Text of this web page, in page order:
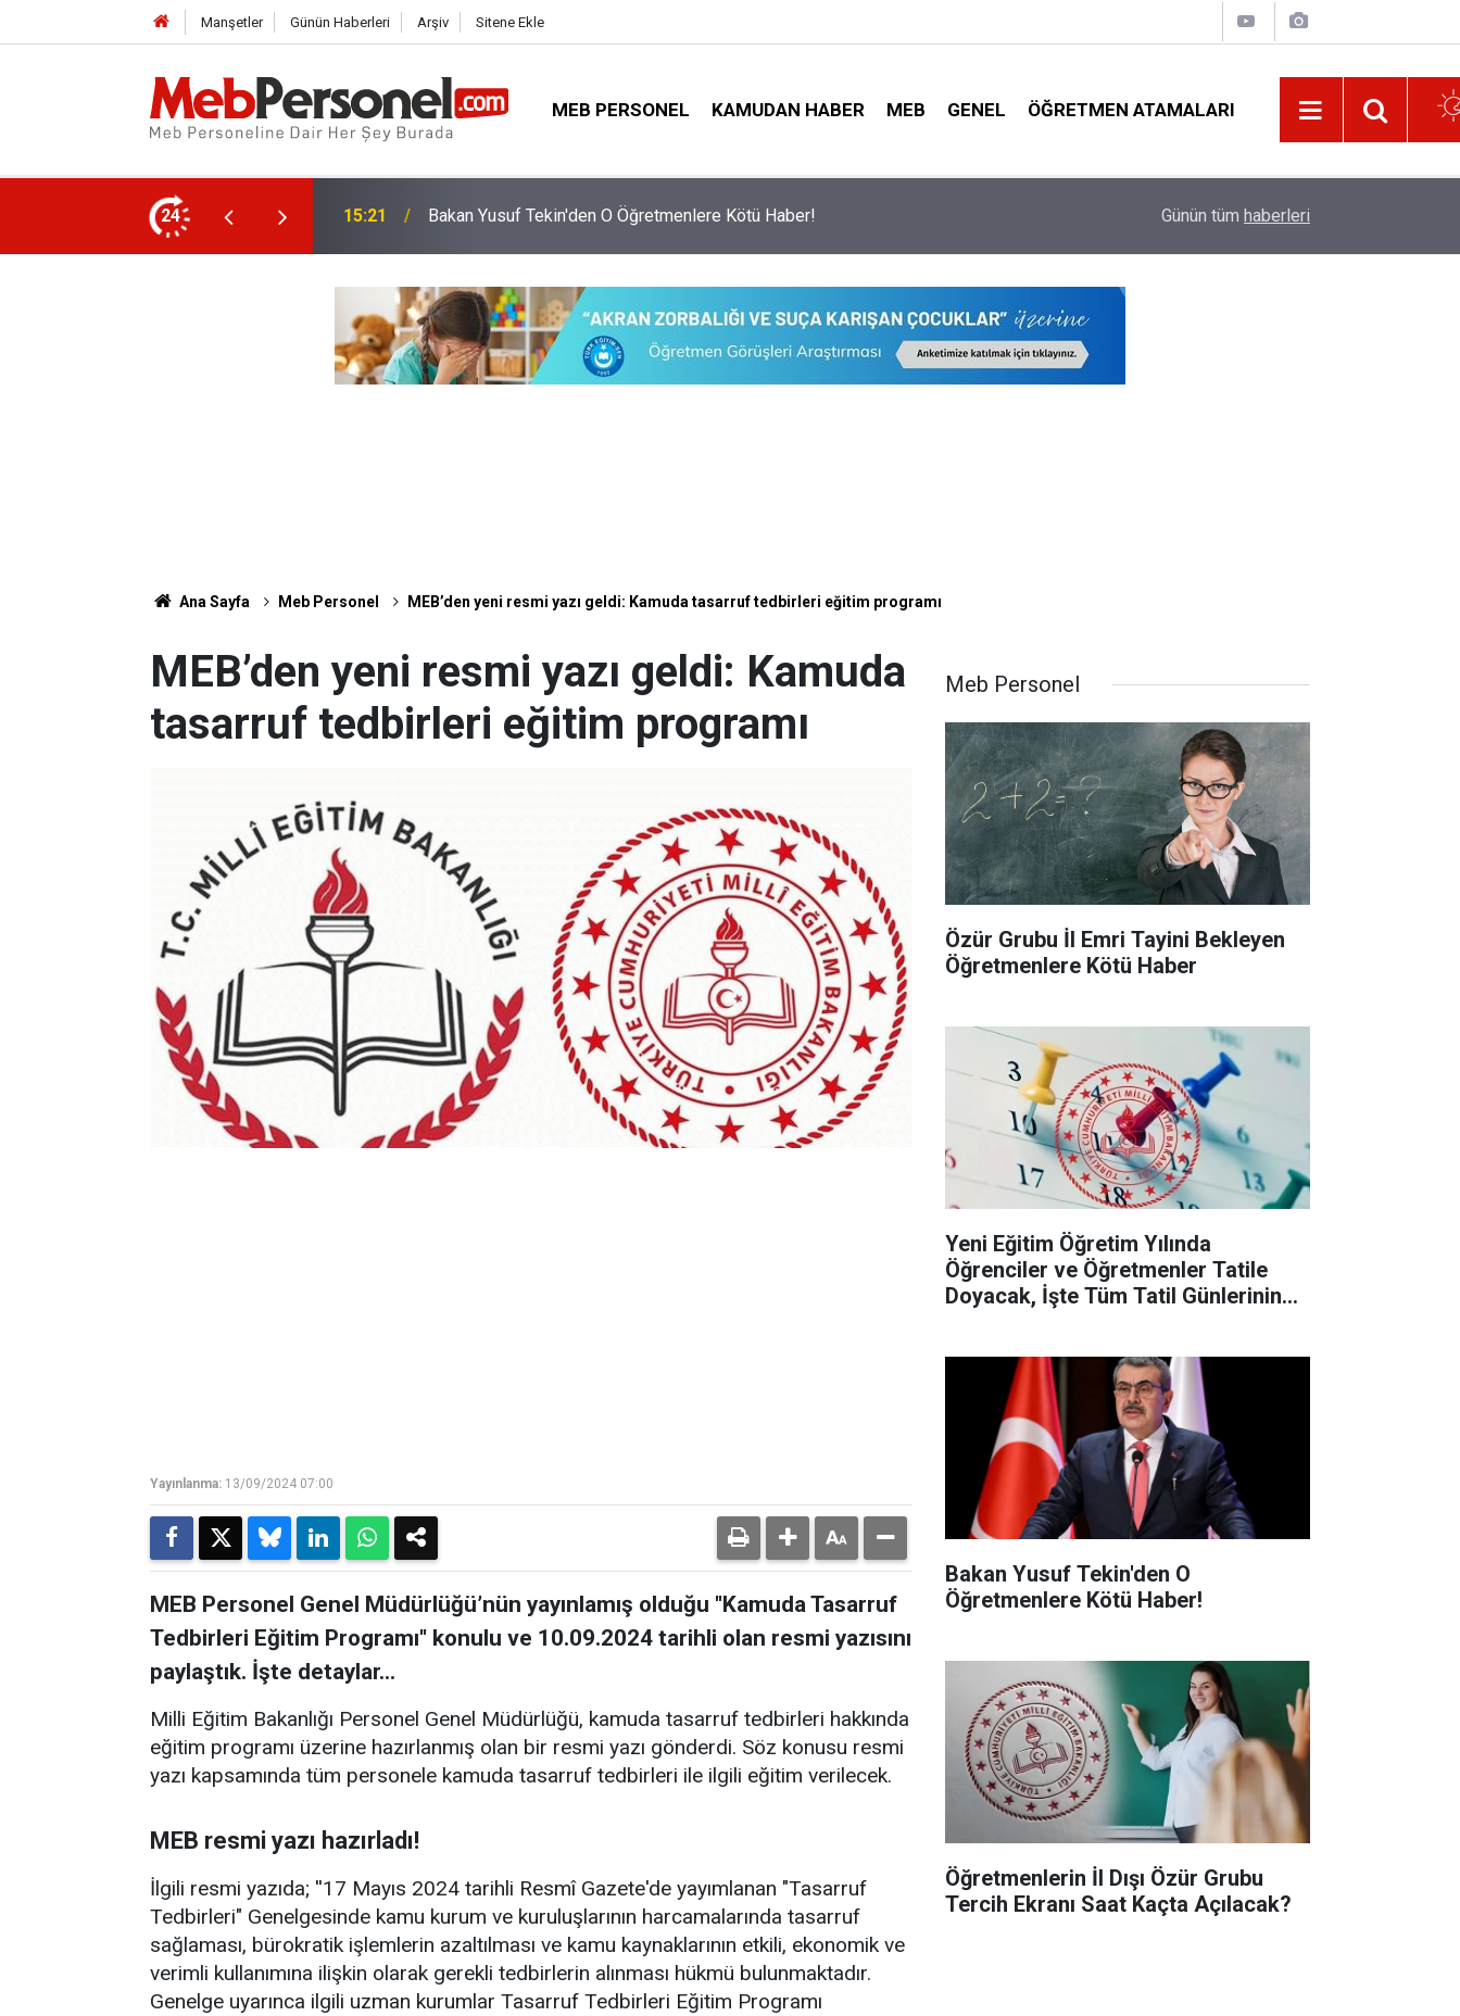
Manşetler Günün Haberleri Arşiv Sitene Ekle
MEB PERSONEL KAMUDAN HABER MEB GENEL ÖĞRETMEN ATAMALARI
24 14:38 Öğretmenlerin İl Dışı Özür Grubu Tercih Ekranı Saat Kaçta Açılacak? O Öğretmenlere 15 Ağustos'ta Ek Ödeme
Günün tüm haberleri
Ana Sayfa Meb Personel MEB’den yeni resmi yazı geldi: Kamuda tasarruf tedbirleri eğitim programı
MEB’den yeni resmi yazı geldi: Kamuda
tasarruf tedbirleri eğitim programı
Yayınlanma: 13/09/2024 07:00
MEB Personel Genel Müdürlüğü’nün yayınlamış olduğu ''Kamuda Tasarruf
Tedbirleri Eğitim Programı'' konulu ve 10.09.2024 tarihli olan resmi yazısını
paylaştık. İşte detaylar…
Milli Eğitim Bakanlığı Personel Genel Müdürlüğü, kamuda tasarruf tedbirleri hakkında
eğitim programı üzerine hazırlanmış olan bir resmi yazı gönderdi. Söz konusu resmi
yazı kapsamında tüm personele kamuda tasarruf tedbirleri ile ilgili eğitim verilecek.
MEB resmi yazı hazırladı!
İlgili resmi yazıda; ''17 Mayıs 2024 tarihli Resmî Gazete'de yayımlanan "Tasarruf
Tedbirleri" Genelgesinde kamu kurum ve kuruluşlarının harcamalarında tasarruf
sağlaması, bürokratik işlemlerin azaltılması ve kamu kaynaklarının etkili, ekonomik ve
verimli kullanımına ilişkin olarak gerekli tedbirlerin alınması hükmü bulunmaktadır.
Genelge uyarınca ilgili uzman kurumlar Tasarruf Tedbirleri Eğitim Programı
Meb Personel
Özür Grubu İl Emri Tayini Bekleyen
Öğretmenlere Kötü Haber
Yeni Eğitim Öğretim Yılında
Öğrenciler ve Öğretmenler Tatile
Doyacak, İşte Tüm Tatil Günlerinin
Bakan Yusuf Tekin'den O
Öğretmenlere Kötü Haber!
Öğretmenlerin İl Dışı Özür Grubu
Tercih Ekranı Saat Kaçta Açılacak?